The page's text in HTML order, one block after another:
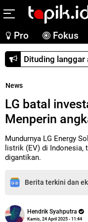
Pro Fokus
Dituding langgar
News
LG batal
Menperin
Mundurnya LG Energy
listrik (EV) di Indonesia,
digantikan.
Berita terkini dan
Hendrik Syahputra
Kamis, 24 April 2025 - 11:44